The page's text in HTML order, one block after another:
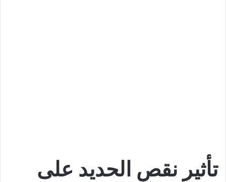
تأثير نقص الحديد على